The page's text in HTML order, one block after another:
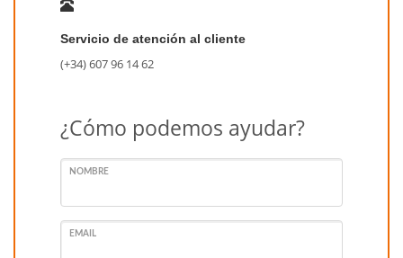
Servicio de atención al cliente
(+34) 607 96 14 62
¿Cómo podemos ayudar?
NOMBRE
EMAIL